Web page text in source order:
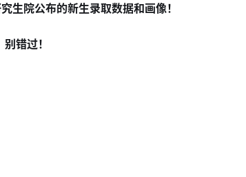
生院公布的新生录取数据和画像！
错过！